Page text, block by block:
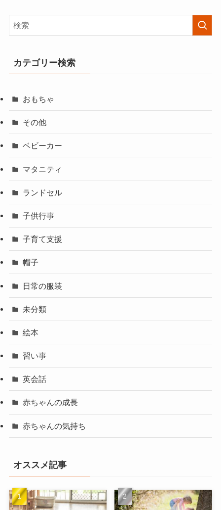
カテゴリー検索
おもちゃ
その他
ベビーカー
マタニティ
ランドセル
子供行事
子育て支援
帽子
日常の服装
未分類
絵本
習い事
英会話
赤ちゃんの成長
赤ちゃんの気持ち
オススメ記事